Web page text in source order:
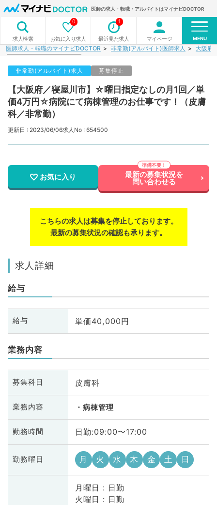
医師の求人・転職・アルバイトはマイナビDOCTOR
求人検索 お気に入り求人
0
最近見た求人
1
マイページ MENU
医師求人・転職のマイナビDOCTOR 非常勤(アルバイト)医師求人 大阪府
非常勤(アルバイト)求人 募集停止
【大阪府／寝屋川市】☆曜日指定なしの月1回／単
価4万円☆病院にて病棟管理のお仕事です！（皮膚
科／非常勤）
更新日 : 2023/06/06求人No : 654500
お気に入り 最新の募集状況を
問い合わせる
こちらの求人は募集を停止しております。
最新の募集状況の確認も承ります。
求人詳細
給与
給与 単価40,000円
業務内容
募集科目 皮膚科
業務内容 病棟管理
勤務時間 日勤:09:00〜17:00
勤務曜日 月 火 水 木 金 土 日
月曜日 : 日勤
火曜日 : 日勤